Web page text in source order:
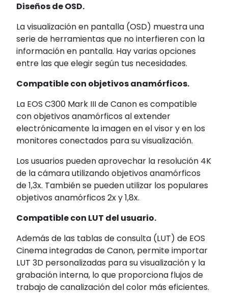
Diseños de OSD.
La visualización en pantalla (OSD) muestra una
serie de herramientas que no interfieren con la
información en pantalla. Hay varias opciones
entre las que elegir según tus necesidades.
Compatible con objetivos anamórficos.
La EOS C300 Mark III de Canon es compatible
con objetivos anamórficos al extender
electrónicamente la imagen en el visor y en los
monitores conectados para su visualización.
Los usuarios pueden aprovechar la resolución 4K
de la cámara utilizando objetivos anamórficos
de 1,3x. También se pueden utilizar los populares
objetivos anamórficos 2x y 1,8x.
Compatible con LUT del usuario.
Además de las tablas de consulta (LUT) de EOS
Cinema integradas de Canon, permite importar
LUT 3D personalizadas para su visualización y la
grabación interna, lo que proporciona flujos de
trabajo de canalización del color más eficientes.